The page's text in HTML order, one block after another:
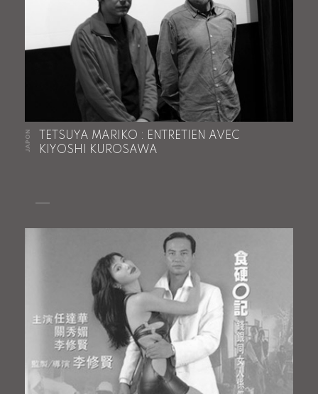
JAPON
TETSUYA MARIKO : ENTRETIEN AVEC
KIYOSHI KUROSAWA